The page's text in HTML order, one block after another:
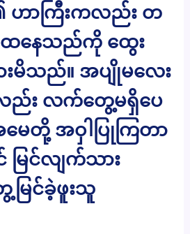
ဟာကြီးကလည်း တ
နေသည်ကို ထွေး
မိသည်။ အပျိုမလေး
ည်း လက်တွေ့မရှိပေ
ေတို့ အဝှါပြုကြတာ
မြင်လျက်သား
ြင်ခဲ့ဖူးသူ